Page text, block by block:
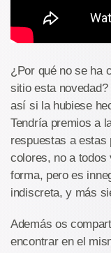
¿Por qué no se ha
sitio esta
así si la hubiese
Tendría premios a
respuestas a estas
colores, no a
forma, pero es
indiscreta, y más
Además os
encontrar en el